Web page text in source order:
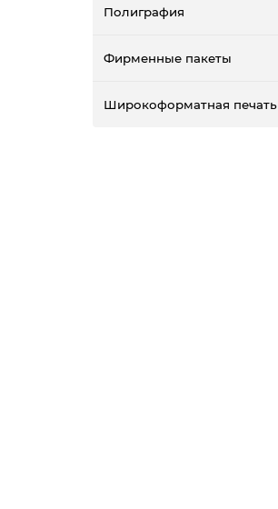
Полиграфия
Фирменные пакеты
Широкоформатная печать